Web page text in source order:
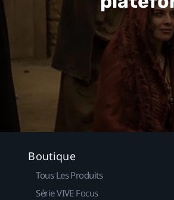
Boutique
Tous Les Produits
Série VIVE Focus